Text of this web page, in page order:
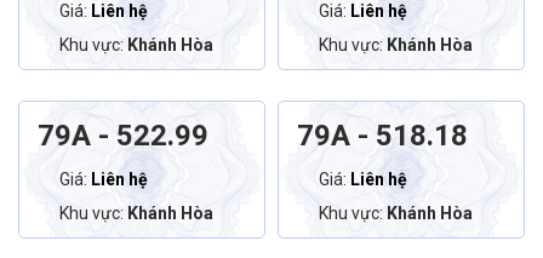
Giá: Liên hệ
Khu vực: Khánh Hòa
Giá: Liên hệ
Khu vực: Khánh Hòa
79A - 522.99
Giá: Liên hệ
Khu vực: Khánh Hòa
79A - 518.18
Giá: Liên hệ
Khu vực: Khánh Hòa